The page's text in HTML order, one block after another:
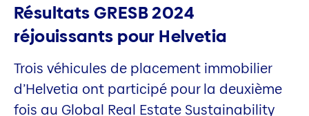
Résultats GRESB 2024
réjouissants pour Helvetia
Trois véhicules de placement immobilier
d’Helvetia ont participé pour la deuxième
fois au Global Real Estate Sustainability